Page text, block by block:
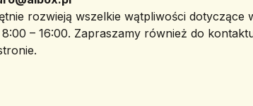
rozwieją wszelkie wątpliwości dotyczące
– 16:00. Zapraszamy również do